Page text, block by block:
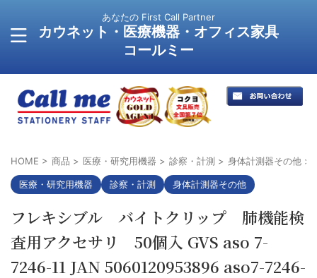
あなたの First Call Partner
カウネット・医療機器・オフィス家具
コールミー
HOME > 商品 > 医療・研究用機器 > 診察・計測 > 身体計測器その他 >
医療・研究用機器 診察・計測 身体計測器その他
フレキシブル バイトクリップ 肺機能検
査用アクセサリ 50個入 GVS aso 7-
7246-11 JAN 5060120953896 aso7-7246-